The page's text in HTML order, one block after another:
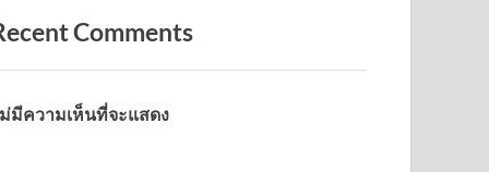
Comments
มีความเห็นที่จะแสดง